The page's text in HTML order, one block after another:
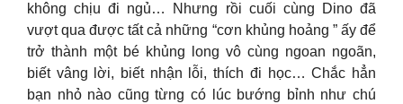
không chịu đi ngủ… Nhưng rồi cuối cùng Dino đã
vượt qua được tất cả những “cơn khủng hoảng ” ấy để
trở thành một bé khủng long vô cùng ngoan ngoãn,
biết vâng lời, biết nhận lỗi, thích đi học… Chắc hẳn
bạn nhỏ nào cũng từng có lúc bướng bỉnh như chú